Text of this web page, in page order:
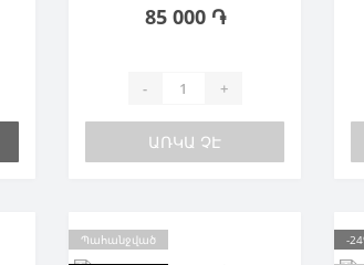
85 000 ֏
- +
ԱՌԿԱ ՉԷ
Պահանջված -